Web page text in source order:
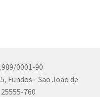
0001-90
Fundos - São João de
760